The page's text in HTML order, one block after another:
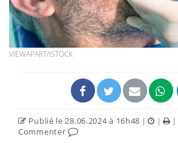
VIEWAPART/ISTOCK
Publié le 28.06.2024 à 16h48 | | |
Commenter